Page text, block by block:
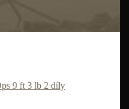
9 ft 3 lb 2 díly